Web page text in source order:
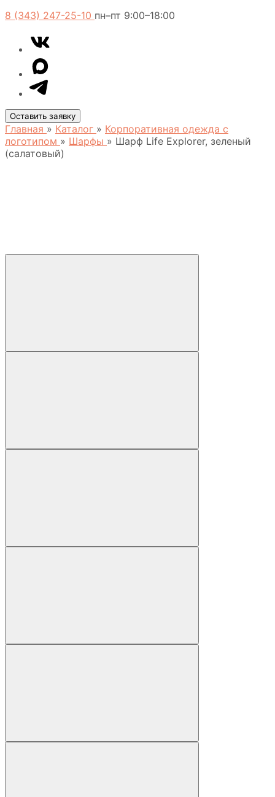
8 (343) 247-25-10 пн–пт 9:00–18:00
VK
Telegram
MAX
Оставить заявку
Главная » Каталог » Корпоративная одежда с
логотипом » Шарфы » Шарф Life Explorer, зеленый
(салатовый)